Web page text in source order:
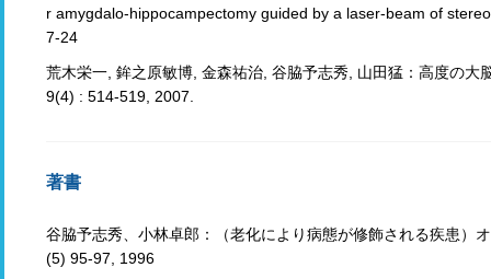
r amygdalo-hippocampectomy guided by a laser-beam of
7-24
荒木栄一, 鉾之原敏博, 金森祐治, 谷脇予志秀, 山田猛：高度の
9(4) : 514-519, 2007.
著書
谷脇予志秀、小林卓郎：（老化により病態が修飾される疾患
(5) 95-97, 1996